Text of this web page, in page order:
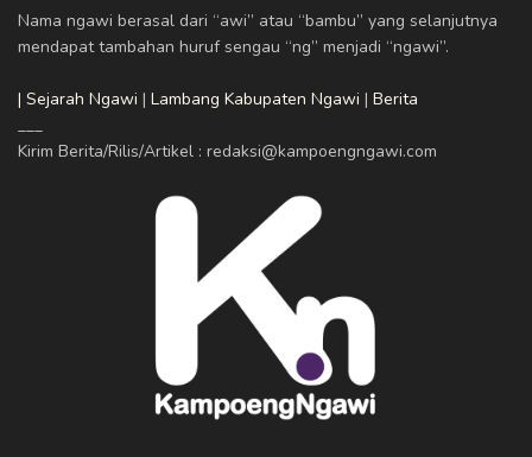
Nama ngawi berasal dari “awi” atau “bambu” yang selanjutnya
mendapat tambahan huruf sengau “ng” menjadi “ngawi”.
| Sejarah Ngawi | Lambang Kabupaten Ngawi | Berita
Kirim Berita/Rilis/Artikel : redaksi@kampoengngawi.com